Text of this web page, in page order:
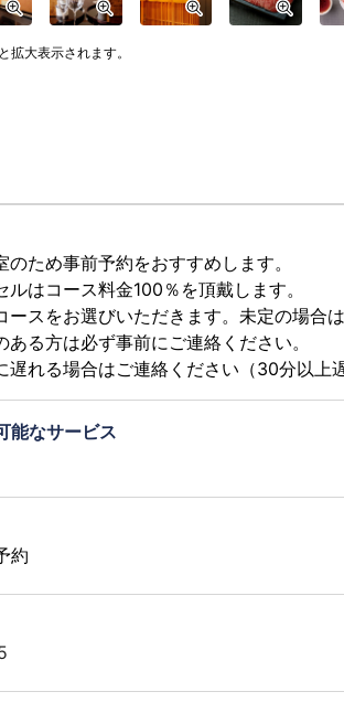
拡大表示されます。
ため事前予約をおすすめします。
はコース料金100％を頂戴します。
スをお選びいただきます。未定の場合
る方は必ず事前にご連絡ください。
れる場合はご連絡ください（30分以上
能なサービス
約